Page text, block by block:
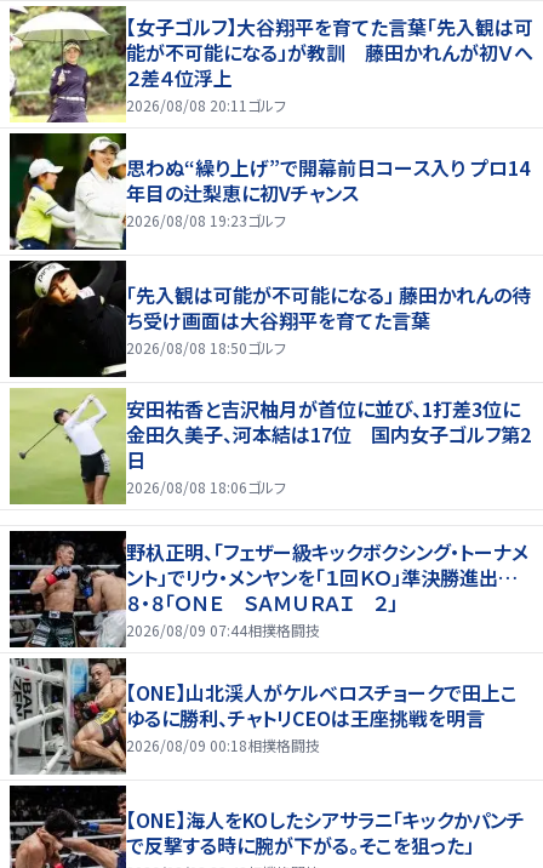
【女子ゴルフ】大谷翔平を育てた言葉「先入観は可
能が不可能になる」が教訓 藤田かれんが初Ｖへ
２差４位浮上
2026/08/08 20:11 ゴルフ
思わぬ“繰り上げ”で開幕前日コース入り プロ14
年目の辻梨恵に初Vチャンス
2026/08/08 19:23ゴルフ
「先入観は可能が不可能になる」 藤田かれんの待
ち受け画面は大谷翔平を育てた言葉
2026/08/08 18:50ゴルフ
安田祐香と吉沢柚月が首位に並び、1打差3位に
金田久美子、河本結は17位 国内女子ゴルフ第2
日
2026/08/08 18:06ゴルフ
野杁正明、「フェザー級キックボクシング・トーナメ
ント」でリウ・メンヤンを「１回ＫＯ」準決勝進出…
８・８「ＯＮＥ ＳＡＭＵＲＡＩ ２」
2026/08/09 07:44相撲格闘技
【ONE】山北渓人がケルベロスチョークで田上こ
ゆるに勝利、チャトリCEOは王座挑戦を明言
2026/08/09 00:18相撲格闘技
【ONE】海人をKOしたシアサラニ「キックかパンチ
で反撃する時に腕が下がる。そこを狙った」